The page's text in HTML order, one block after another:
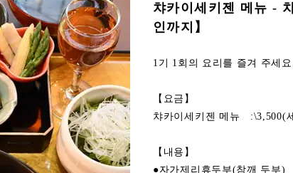
챠카이세키젠
인까지】
1기 1회의 요리를 즐겨 주세
【요금】
챠카이세키젠 메뉴 :\3,500(
【내용】
●자가제리휴두부(참깨 두부)